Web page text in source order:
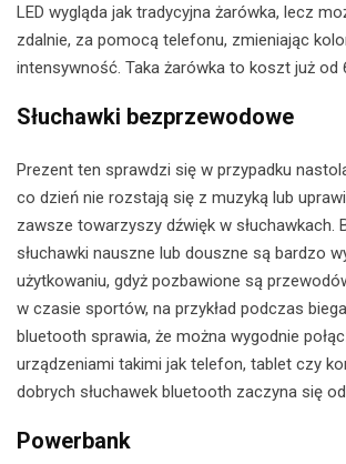
LED wygląda jak tradycyjna żarówka, lecz
zdalnie, za pomocą telefonu, zmieniając
intensywność. Taka żarówka to koszt już od
Słuchawki bezprzewodowe
Prezent ten sprawdzi się w przypadku
co dzień nie rozstają się z muzyką lub
zawsze towarzyszy dźwięk w słuchawkach.
słuchawki nauszne lub douszne są bardzo
użytkowaniu, gdyż pozbawione są
w czasie sportów, na przykład podczas
bluetooth sprawia, że można wygodnie
urządzeniami takimi jak telefon, tablet czy
dobrych słuchawek bluetooth zaczyna się
Powerbank